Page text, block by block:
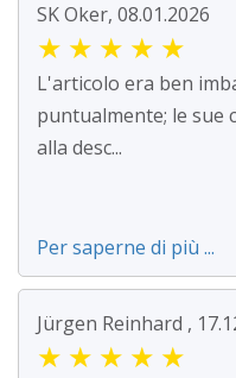
SK Oker, 08.01.2026
★ ★ ★ ★ ★
L'articolo era ben
puntualmente; le sue
alla desc...
Per saperne di più ...
Jürgen Reinhard ,
★ ★ ★ ★ ★